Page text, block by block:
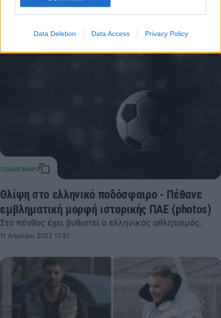
Data Deletion Data Access Privacy Policy
στην Ξάνθη συνεχίζουν τις προπονήσεις,…
Θλίψη στο ελληνικό ποδόσφαιρο - Πέθανε
εμβληματική μορφή ιστορικής ΠΑΕ (photos)
Στο πένθος έχει βυθιστεί ο ελληνικός αθλητισμός.
11 Απριλίου 2022 17:51